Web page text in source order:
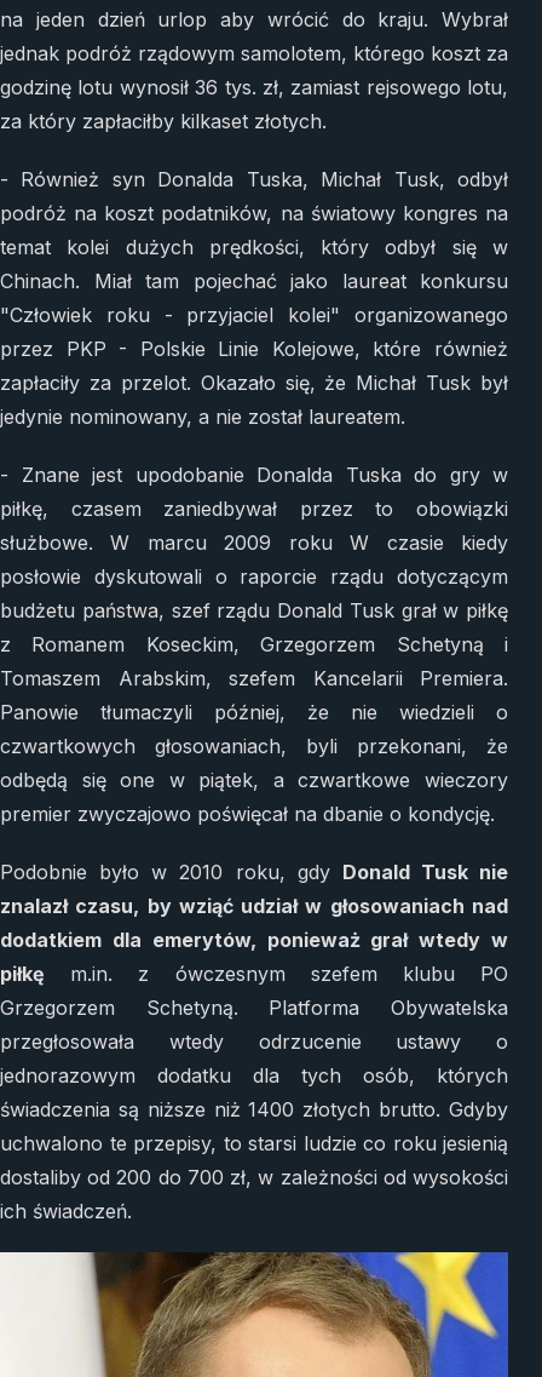
na jeden dzień urlop aby wrócić do kraju. Wybrał
jednak podróż rządowym samolotem, którego koszt za
godzinę lotu wynosił 36 tys. zł, zamiast rejsowego lotu,
za który zapłaciłby kilkaset złotych.
- Również syn Donalda Tuska, Michał Tusk, odbył
podróż na koszt podatników, na światowy kongres na
temat kolei dużych prędkości, który odbył się w
Chinach. Miał tam pojechać jako laureat konkursu
"Człowiek roku - przyjaciel kolei" organizowanego
przez PKP - Polskie Linie Kolejowe, które również
zapłaciły za przelot. Okazało się, że Michał Tusk był
jedynie nominowany, a nie został laureatem.
- Znane jest upodobanie Donalda Tuska do gry w
piłkę, czasem zaniedbywał przez to obowiązki
służbowe. W marcu 2009 roku W czasie kiedy
posłowie dyskutowali o raporcie rządu dotyczącym
budżetu państwa, szef rządu Donald Tusk grał w piłkę
z Romanem Koseckim, Grzegorzem Schetyną i
Tomaszem Arabskim, szefem Kancelarii Premiera.
Panowie tłumaczyli później, że nie wiedzieli o
czwartkowych głosowaniach, byli przekonani, że
odbędą się one w piątek, a czwartkowe wieczory
premier zwyczajowo poświęcał na dbanie o kondycję.
Podobnie było w 2010 roku, gdy Donald Tusk nie
znalazł czasu, by wziąć udział w głosowaniach nad
dodatkiem dla emerytów, ponieważ grał wtedy w
piłkę m.in. z ówczesnym szefem klubu PO
Grzegorzem Schetyną. Platforma Obywatelska
przegłosowała wtedy odrzucenie ustawy o
jednorazowym dodatku dla tych osób, których
świadczenia są niższe niż 1400 złotych brutto. Gdyby
uchwalono te przepisy, to starsi ludzie co roku jesienią
dostaliby od 200 do 700 zł, w zależności od wysokości
ich świadczeń.